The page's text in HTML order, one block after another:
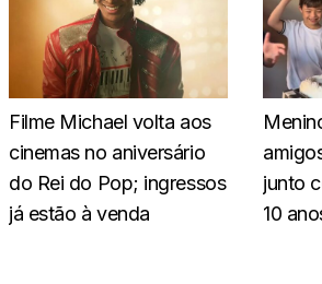
Filme Michael volta aos
cinemas no aniversário
do Rei do Pop; ingressos
já estão à venda
junto
10